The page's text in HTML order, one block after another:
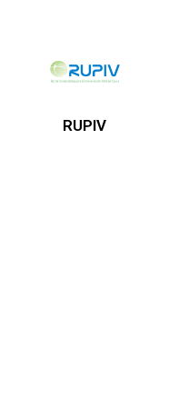
RUPIV